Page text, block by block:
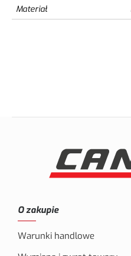
Materiał
O zakupie
Warunki handlowe